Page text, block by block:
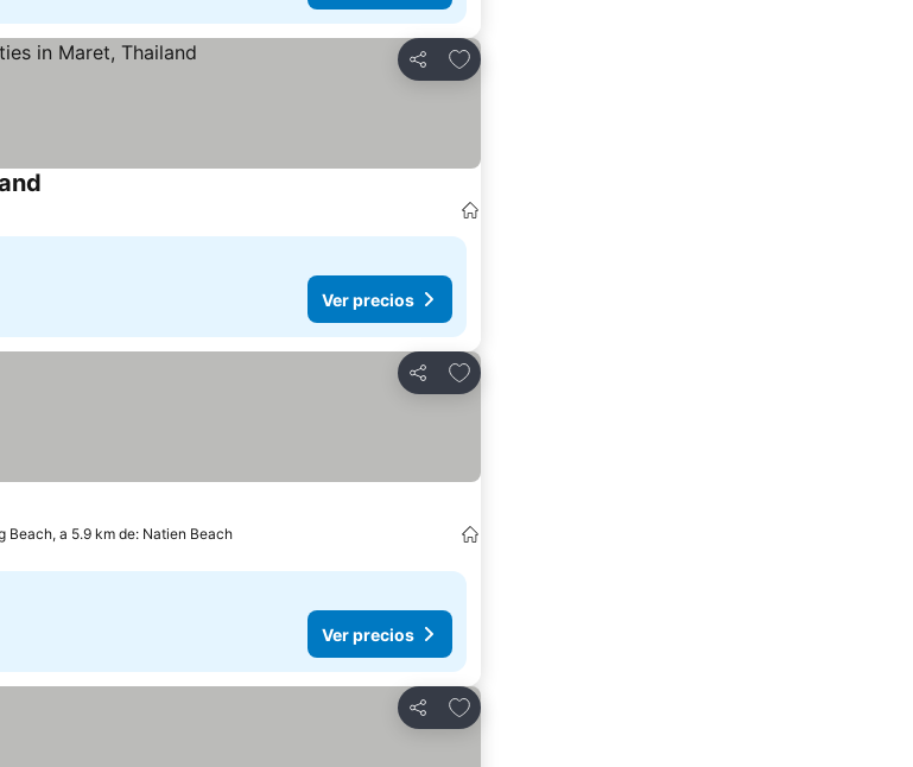
Compartir
Agregar a favoritos
Ver precios
Compartir
Agregar a favoritos
Beach, a 5.9 km de: Natien Beach
Ver precios
Compartir
Agregar a favoritos